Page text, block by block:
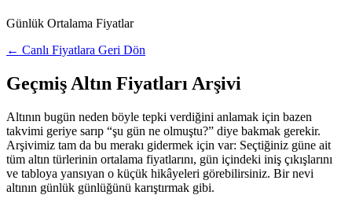
Günlük Ortalama Fiyatlar
← Canlı Fiyatlara Geri Dön
Geçmiş Altın Fiyatları Arşivi
Altının bugün neden böyle tepki verdiğini anlamak için bazen
takvimi geriye sarıp “şu gün ne olmuştu?” diye bakmak gerekir.
Arşivimiz tam da bu merakı gidermek için var: Seçtiğiniz güne ait
tüm altın türlerinin ortalama fiyatlarını, gün içindeki iniş çıkışlarını
ve tabloya yansıyan o küçük hikâyeleri görebilirsiniz. Bir nevi
altının günlük günlüğünü karıştırmak gibi.